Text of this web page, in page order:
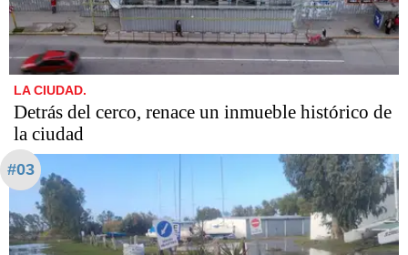
LA CIUDAD.
Detrás del cerco, renace un inmueble histórico de
la ciudad
#03